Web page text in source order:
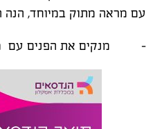
עם מראה מתוק במיוחד,
- מנקים את הפנים עם